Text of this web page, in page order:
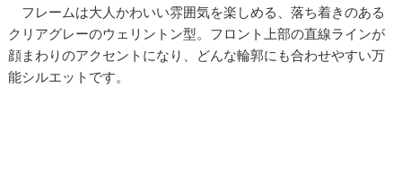
フレームは大人かわいい雰囲気を楽しめる、落ち着きのある
クリアグレーのウェリントン型。フロント上部の直線ラインが
顔まわりのアクセントになり、どんな輪郭にも合わせやすい万
能シルエットです。